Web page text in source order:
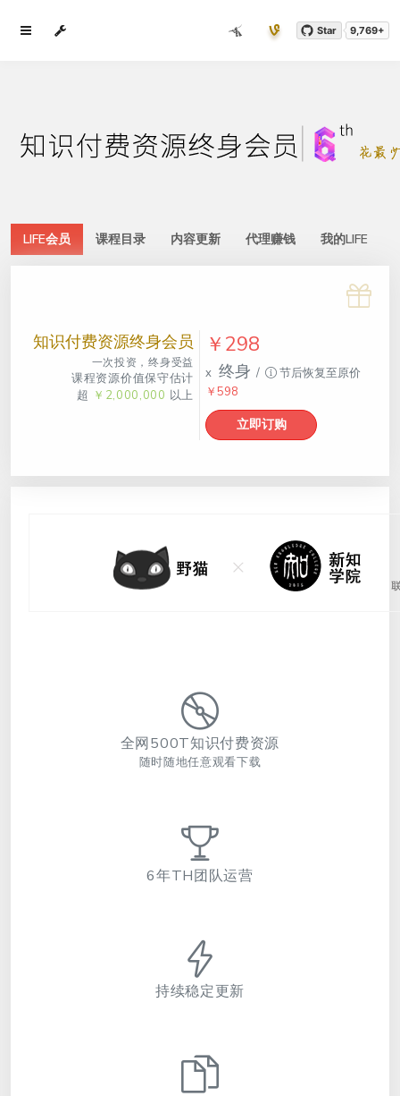
Star 9,769+
LIFE会员 课程目录 内容更新 代理赚钱 我的LIFE
知识付费资源终身会员
一次投资，终身受益
课程资源价值保守估计
超 ￥2,000,000 以上
￥298
x 终身 /
节后恢复至原价
￥598
立即订购
全网500T知识付费资源
随时随地任意观看下载
6年TH团队运营
持续稳定更新